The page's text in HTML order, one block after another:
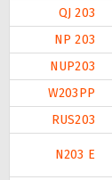
QJ 203
NP 203
NUP203
W203PP
RUS203
N203 E